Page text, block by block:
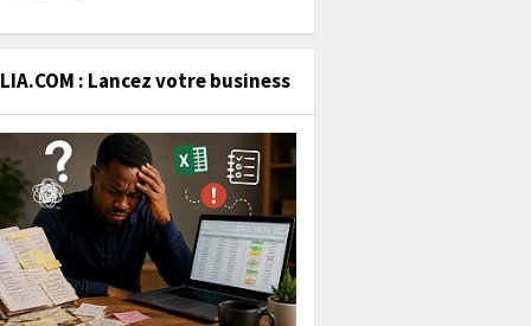
: Lancez votre business